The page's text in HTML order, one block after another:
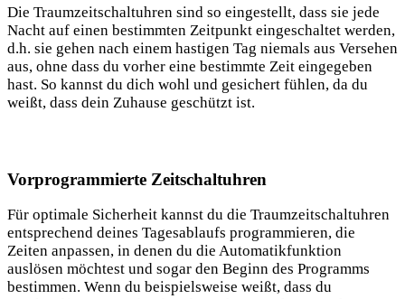
Die Traumzeitschaltuhren sind so eingestellt, dass sie jede
Nacht auf einen bestimmten Zeitpunkt eingeschaltet werden,
d.h. sie gehen nach einem hastigen Tag niemals aus Versehen
aus, ohne dass du vorher eine bestimmte Zeit eingegeben
hast. So kannst du dich wohl und gesichert fühlen, da du
weißt, dass dein Zuhause geschützt ist.
Vorprogrammierte Zeitschaltuhren
Für optimale Sicherheit kannst du die Traumzeitschaltuhren
entsprechend deines Tagesablaufs programmieren, die
Zeiten anpassen, in denen du die Automatikfunktion
auslösen möchtest und sogar den Beginn des Programms
bestimmen. Wenn du beispielsweise weißt, dass du